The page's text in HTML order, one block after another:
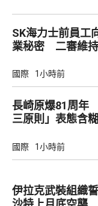
SK海力士前員工
業秘密 二審維
國際 1小時前
長崎原爆81周年
三原則」表態含
國際 1小時前
伊拉克武裝組織